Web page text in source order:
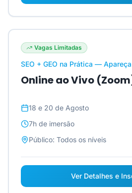
Vagas Limitadas
SEO + GEO na Prática —
Online ao Vivo
18 e 20 de Agosto
7h de imersão
Público: Todos os níveis
Ver Detalhes e